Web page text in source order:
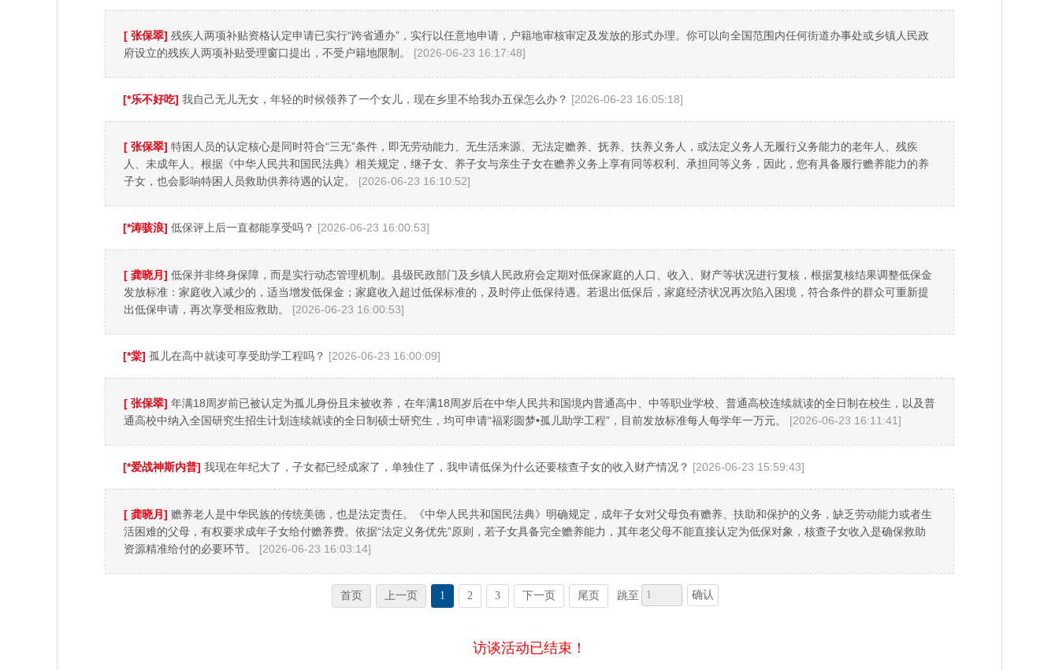
[ 张保翠] 残疾人两项补贴资格认定申请已实行“跨省通办”，实行以任意地申请，户籍地审核审定及发放的形式办理。你可以向全国范围内任何街道办事处或乡镇人民政
府设立的残疾人两项补贴受理窗口提出，不受户籍地限制。
[2026-06-23 16:17:48]
[*乐不好吃] 我自己无儿无女，年轻的时候领养了一个女儿，现在乡里不给我办五保怎么办？ [2026-06-23 16:05:18]
[ 张保翠] 特困人员的认定核心是同时符合“三无”条件，即无劳动能力、无生活来源、无法定赡养、抚养、扶养义务人，或法定义务人无履行义务能力的老年人、残疾
人、未成年人。根据《中华人民共和国民法典》相关规定，继子女、养子女与亲生子女在赡养义务上享有同等权利、承担同等义务，因此，您有具备履行赡养能力的养
子女，也会影响特困人员救助供养待遇的认定。
[2026-06-23 16:10:52]
[*涛骇浪] 低保评上后一直都能享受吗？ [2026-06-23 16:00:53]
[ 龚晓月] 低保并非终身保障，而是实行动态管理机制。县级民政部门及乡镇人民政府会定期对低保家庭的人口、收入、财产等状况进行复核，根据复核结果调整低保金
发放标准：家庭收入减少的，适当增发低保金；家庭收入超过低保标准的，及时停止低保待遇。若退出低保后，家庭经济状况再次陷入困境，符合条件的群众可重新提
出低保申请，再次享受相应救助。
[2026-06-23 16:00:53]
[*棠] 孤儿在高中就读可享受助学工程吗？ [2026-06-23 16:00:09]
[ 张保翠] 年满18周岁前已被认定为孤儿身份且未被收养，在年满18周岁后在中华人民共和国境内普通高中、中等职业学校、普通高校连续就读的全日制在校生，以及普
通高校中纳入全国研究生招生计划连续就读的全日制硕士研究生，均可申请“福彩圆梦•孤儿助学工程”，目前发放标准每人每学年一万元。
[2026-06-23 16:11:41]
[*爱战神斯内普] 我现在年纪大了，子女都已经成家了，单独住了，我申请低保为什么还要核查子女的收入财产情况？ [2026-06-23 15:59:43]
[ 龚晓月] 赡养老人是中华民族的传统美德，也是法定责任。《中华人民共和国民法典》明确规定，成年子女对父母负有赡养、扶助和保护的义务，缺乏劳动能力或者生
活困难的父母，有权要求成年子女给付赡养费。依据“法定义务优先”原则，若子女具备完全赡养能力，其年老父母不能直接认定为低保对象，核查子女收入是确保救助
资源精准给付的必要环节。
[2026-06-23 16:03:14]
首页 上一页 1 2 3 下一页 尾页 跳至 确认
访谈活动已结束！